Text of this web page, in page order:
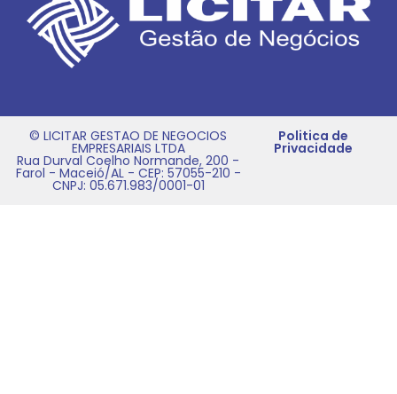
© LICITAR GESTAO DE NEGOCIOS
EMPRESARIAIS LTDA
Rua Durval Coelho Normande, 200 -
Farol - Maceió/AL - CEP: 57055-210 -
CNPJ: 05.671.983/0001-01
Politica de
Privacidade